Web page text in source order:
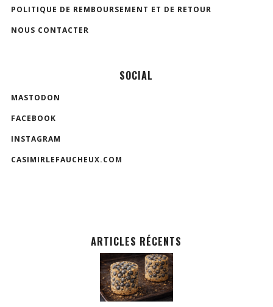
POLITIQUE DE REMBOURSEMENT ET DE RETOUR
NOUS CONTACTER
SOCIAL
MASTODON
FACEBOOK
INSTAGRAM
CASIMIRLEFAUCHEUX.COM
ARTICLES RÉCENTS